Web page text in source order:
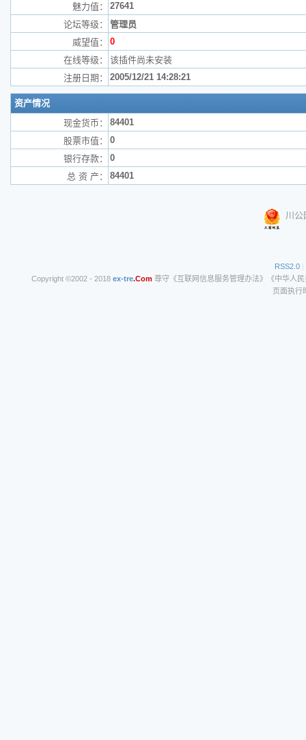
魅力值：
27641
论坛等级：
管理员
威望值：
0
在线等级：
该插件尚未安装
注册日期：
2005/12/21 14:28:21
资产情况
现金货币：
84401
股票市值：
0
银行存款：
0
总 资 产：
84401
川公
RSS2.0 |
Copyright ©2002 - 2018 ex-tre.Com尊守《互联网信息服务管理办法》《中华人
页面执行